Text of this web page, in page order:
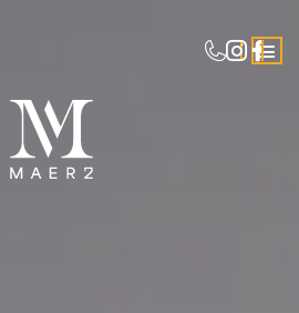
Anzeigen